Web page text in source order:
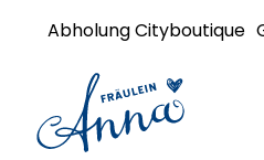
Abholung Cityboutique